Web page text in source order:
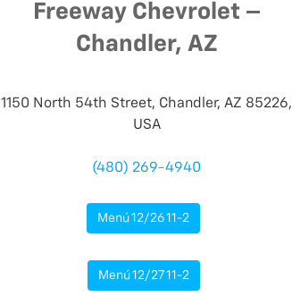
Freeway Chevrolet –
Chandler, AZ
1150 North 54th Street, Chandler, AZ 85226,
USA
(480) 269-4940
Menú 12/26 11-2
Menú 12/27 11-2